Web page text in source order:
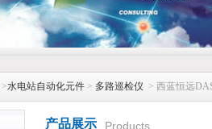
>水电站自动化元件 > 多路巡检仪 > 西蓝恒远
产品展示 Products